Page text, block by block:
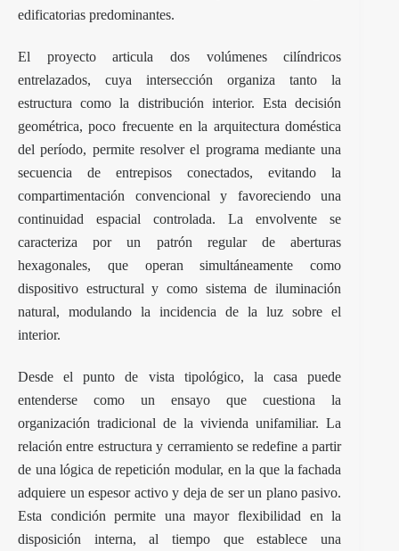
edificatorias predominantes.
El proyecto articula dos volúmenes cilíndricos
entrelazados, cuya intersección organiza tanto la
estructura como la distribución interior. Esta decisión
geométrica, poco frecuente en la arquitectura doméstica
del período, permite resolver el programa mediante una
secuencia de entrepisos conectados, evitando la
compartimentación convencional y favoreciendo una
continuidad espacial controlada. La envolvente se
caracteriza por un patrón regular de aberturas
hexagonales, que operan simultáneamente como
dispositivo estructural y como sistema de iluminación
natural, modulando la incidencia de la luz sobre el
interior.
Desde el punto de vista tipológico, la casa puede
entenderse como un ensayo que cuestiona la
organización tradicional de la vivienda unifamiliar. La
relación entre estructura y cerramiento se redefine a partir
de una lógica de repetición modular, en la que la fachada
adquiere un espesor activo y deja de ser un plano pasivo.
Esta condición permite una mayor flexibilidad en la
disposición interna, al tiempo que establece una